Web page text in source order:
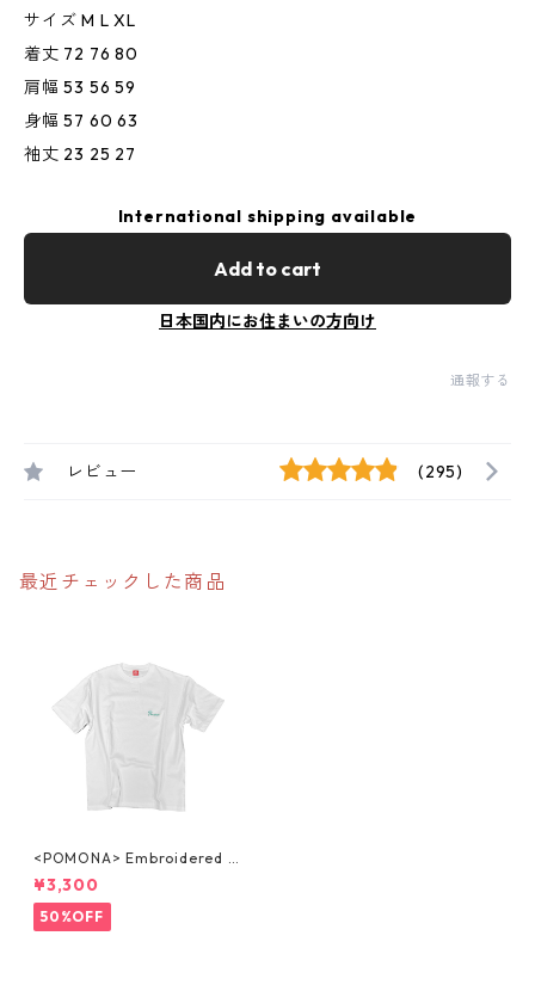
サイズ M L XL
着丈 72 76 80
肩幅 53 56 59
身幅 57 60 63
袖丈 23 25 27
International shipping available
Add to cart
日本国内にお住まいの方向け
通報する
レビュー (295)
最近チェックした商品
<POMONA> Embroidered ビ
ッグシルエット ハイグレードT
シャツ
¥3,300
50%OFF